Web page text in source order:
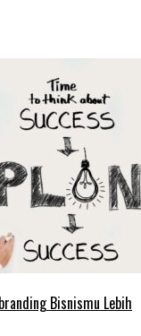
Bisnismu Lebih